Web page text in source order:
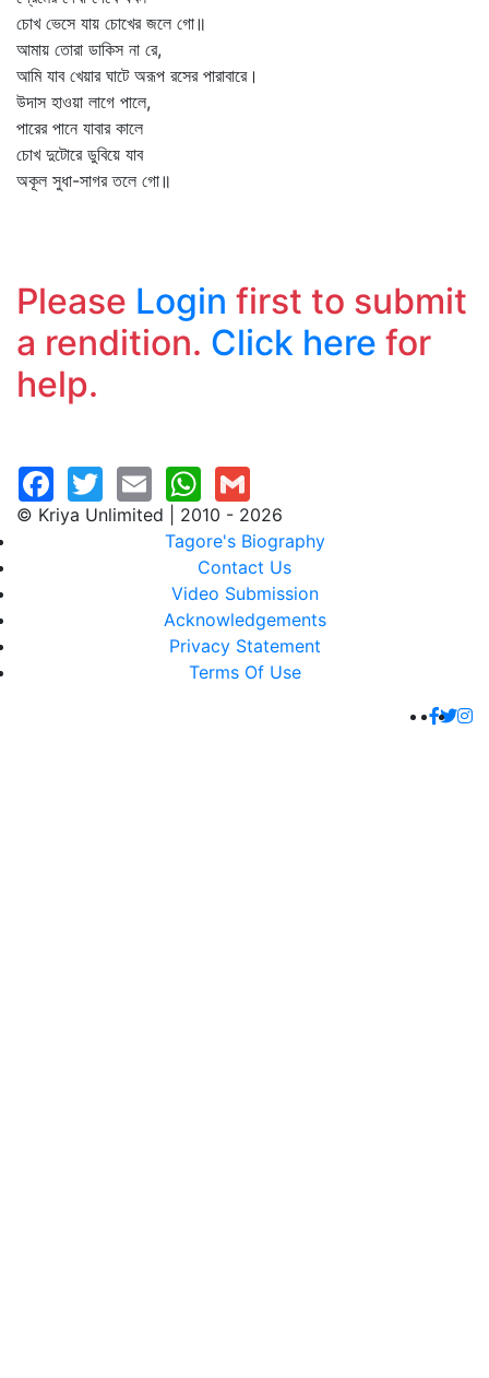
চোখ ভেসে যায় চোখের জলে গো॥
আমায় তোরা ডাকিস না রে,
আমি যাব খেয়ার ঘাটে অরূপ রসের পারাবারে।
উদাস হাওয়া লাগে পালে,
পারের পানে যাবার কালে
চোখ দুটোরে ডুবিয়ে যাব
অকূল সুধা-সাগর তলে গো॥
Please Login first to submit
a rendition. Click here for
help.
© Kriya Unlimited | 2010 - 2026
Tagore's Biography
Contact Us
Video Submission
Acknowledgements
Privacy Statement
Terms Of Use